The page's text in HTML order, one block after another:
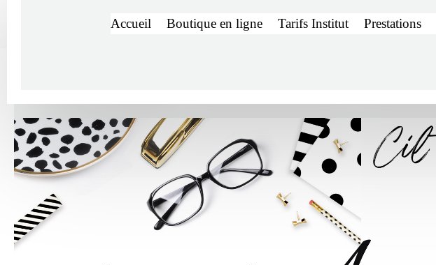
Accueil Boutique en ligne Tarifs Institut Prestations